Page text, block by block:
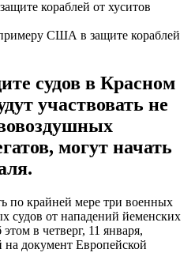
США в защите кораблей
судов в Красном
участвовать не
могут начать
по крайней мере три военных
судов от нападений йеменских
в четверг, 11 января,
на документ Европейской